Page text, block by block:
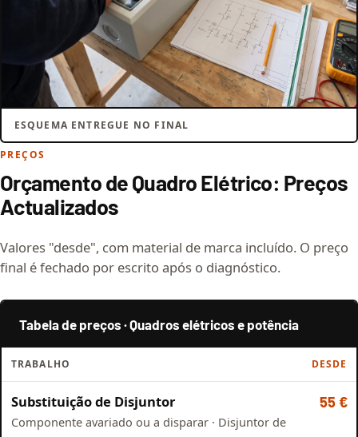
ESQUEMA ENTREGUE NO FINAL
PREÇOS
Orçamento de Quadro Elétrico: Preços
Actualizados
Valores "desde", com material de marca incluído. O preço
final é fechado por escrito após o diagnóstico.
Tabela de preços · Quadros elétricos e potência
TRABALHO DESDE
Substituição de Disjuntor
Componente avariado ou a disparar · Disjuntor de
55 €